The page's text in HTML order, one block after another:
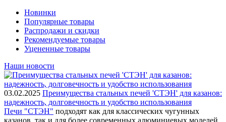
Новинки
Популярные товары
Распродажи и скидки
Рекомендуемые товары
Уцененные товары
Наши новости
03.02.2025 Преимущества стальных печей 'СТЭН' для казанов:
надежность, долговечность и удобство использования
Печи "СТЭН" подходят как для классических чугунных
казанов, так и для более современных алюминиевых моделей.